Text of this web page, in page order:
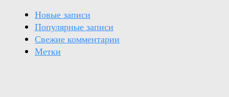
Новые записи
Популярные записи
Свежие комментарии
Метки